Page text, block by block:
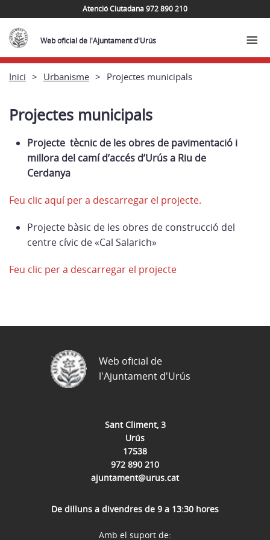
Atenció Ciutadana 972 890 210
Web oficial de l'Ajuntament d'Urús
Inici Urbanisme Projectes municipals
Projectes municipals
Projecte tècnic de les obres de pavimentació i
millora del camí d’accés d’Urús a Riu de
Cerdanya
Feu clic aquí per a descarregar el projecte.
Projecte bàsic de les obres de construcció del
centre cívic de «Cal Salarich»
Feu clic per a descarregar el projecte
Sant Climent, 3
Urús
17538
972 890 210
ajuntament@urus.cat
De dilluns a divendres de 9 a 13:30 hores
Web oficial de
l'Ajuntament d'Urús
Amb el suport de: